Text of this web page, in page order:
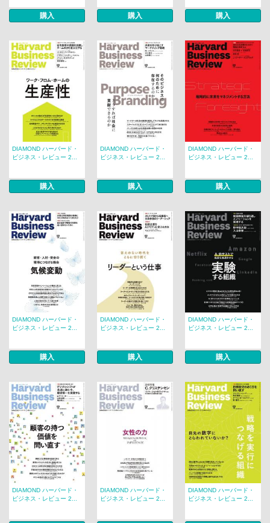
購入 購入 購入
DIAMOND ハーバード・
ビジネス・レビュー 2...
購入
DIAMOND ハーバード・
ビジネス・レビュー 2...
購入
DIAMOND ハーバード・
ビジネス・レビュー 2...
購入
DIAMOND ハーバード・
ビジネス・レビュー 2...
購入
DIAMOND ハーバード・
ビジネス・レビュー 2...
購入
DIAMOND ハーバード・
ビジネス・レビュー 2...
購入
DIAMOND ハーバード・
ビジネス・レビュー 2...
DIAMOND ハーバード・
ビジネス・レビュー 2...
DIAMOND ハーバード・
ビジネス・レビュー 2...